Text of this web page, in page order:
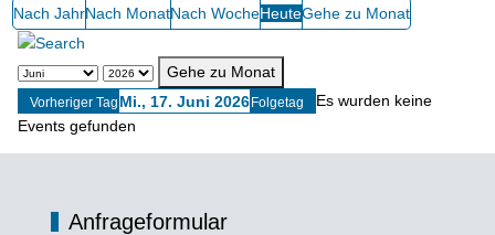
Nach JahrNach MonatNach WocheHeuteGehe zu Monat
Gehe zu Monat
Vorheriger Tag Mi., 17. Juni 2026 Folgetag
Es wurden keine
Events gefunden
Anfrageformular